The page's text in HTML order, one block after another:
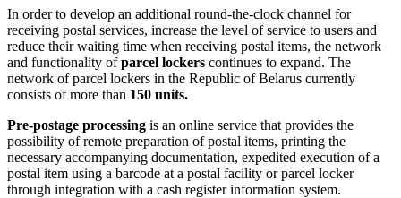
In order to develop an additional round-the-clock channel for
receiving postal services, increase the level of service to users and
reduce their waiting time when receiving postal items, the network
and functionality ofparcel lockers continues to expand. The
network of parcel lockers in the Republic of Belarus currently
consists of more than 150 units.
Pre-postage processing is an online service that provides the
possibility of remote preparation of postal items, printing the
necessary accompanying documentation, expedited execution of a
postal item using a barcode at a postal facility or parcel locker
through integration with a cash register information system.